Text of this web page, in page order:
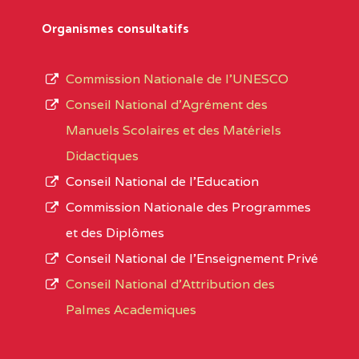
Noms
Localité
Région Noms
ADAMAOUA
INSTITUT POLYVALENT
PINTADES BP :
ADAMAOUA
COLLEGE PRIVE LAIC
L’offre d’éducation del’Enseignement
d’immatriculation du mois de septembre
suit :
1950 établissements publics
895 CES dont 86 Bilingues
1055 Lycées dont 351 Bilingues
72 établissements avec section bilingue
1358 établissements privés
Organismes consultatifs
Commission Nationale de l’UNESCO
Conseil National d’Agrément des
Manuels Scolaires et des Matériels
Didactiques
Conseil National de l’Education
Commission Nationale des Programmes
et des Diplômes
Conseil National de l’Enseignement Privé
Conseil National d'Attribution des
Palmes Academiques